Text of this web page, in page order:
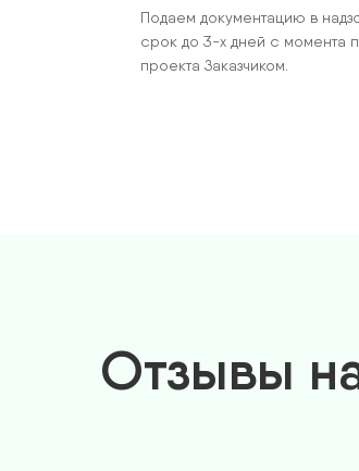
Подаем документацию в
срок до 3-х дней с момента
проекта Заказчиком.
Отзывы